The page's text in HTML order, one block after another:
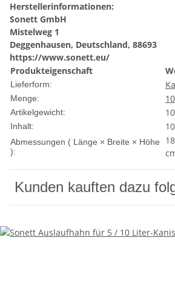
Herstellerinformationen:
Sonett GmbH
Mistelweg 1
Deggenhausen, Deutschland, 88693
https://www.sonett.eu/
Produkteigenschaft
Lieferform:
Menge:
Artikelgewicht:
Inhalt:
Abmessungen ( Länge × Breite × Höhe
):
Kunden kauften dazu